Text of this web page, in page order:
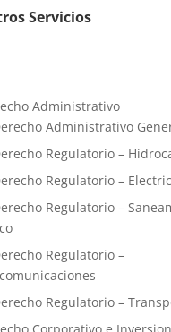
Servicios
Administrativo
Administrativo
Regulatorio –
Regulatorio –
Regulatorio –
Regulatorio –
Regulatorio –